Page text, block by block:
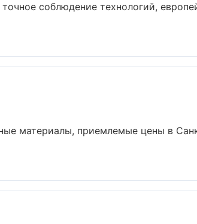
соблюдение технологий,
материалы, приемлемые цены в